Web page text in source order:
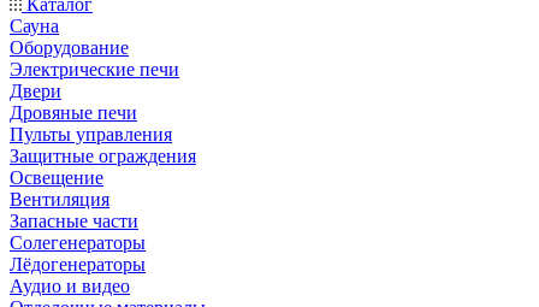
Каталог
Сауна
Оборудование
Электрические печи
Двери
Дровяные печи
Пульты управления
Защитные ограждения
Освещение
Вентиляция
Запасные части
Солегенераторы
Лёдогенераторы
Аудио и видео